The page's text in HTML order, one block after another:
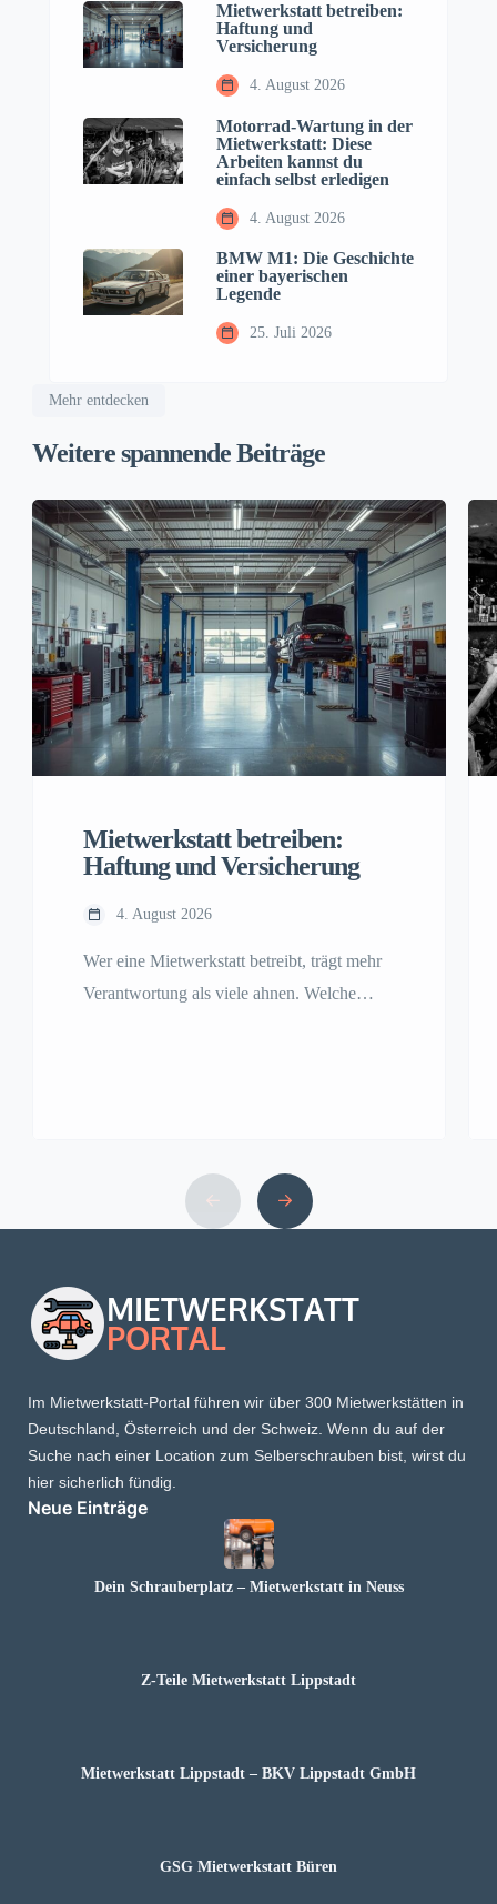
Mietwerkstatt betreiben:
Haftung und
Versicherung
4. August 2026
Motorrad-Wartung in der
Mietwerkstatt: Diese
Arbeiten kannst du
einfach selbst erledigen
4. August 2026
BMW M1: Die Geschichte
einer bayerischen
Legende
25. Juli 2026
Mehr entdecken
Weitere spannende Beiträge
Mietwerkstatt betreiben:
Haftung und Versicherung
4. August 2026
Wer eine Mietwerkstatt betreibt, trägt mehr
Verantwortung als viele ahnen. Welche
Im Mietwerkstatt-Portal führen wir über 300 Mietwerkstätten in
Deutschland, Österreich und der Schweiz. Wenn du auf der
Suche nach einer Location zum Selberschrauben bist, wirst du
hier sicherlich fündig.
Neue Einträge
Dein Schrauberplatz – Mietwerkstatt in Neuss
Z-Teile Mietwerkstatt Lippstadt
Mietwerkstatt Lippstadt – BKV Lippstadt GmbH
GSG Mietwerkstatt Büren